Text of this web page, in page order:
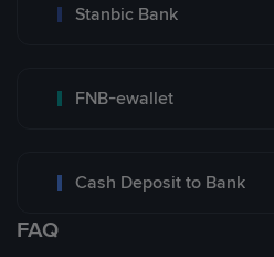
Stanbic Bank
FNB-ewallet
Cash Deposit to Bank
FAQ